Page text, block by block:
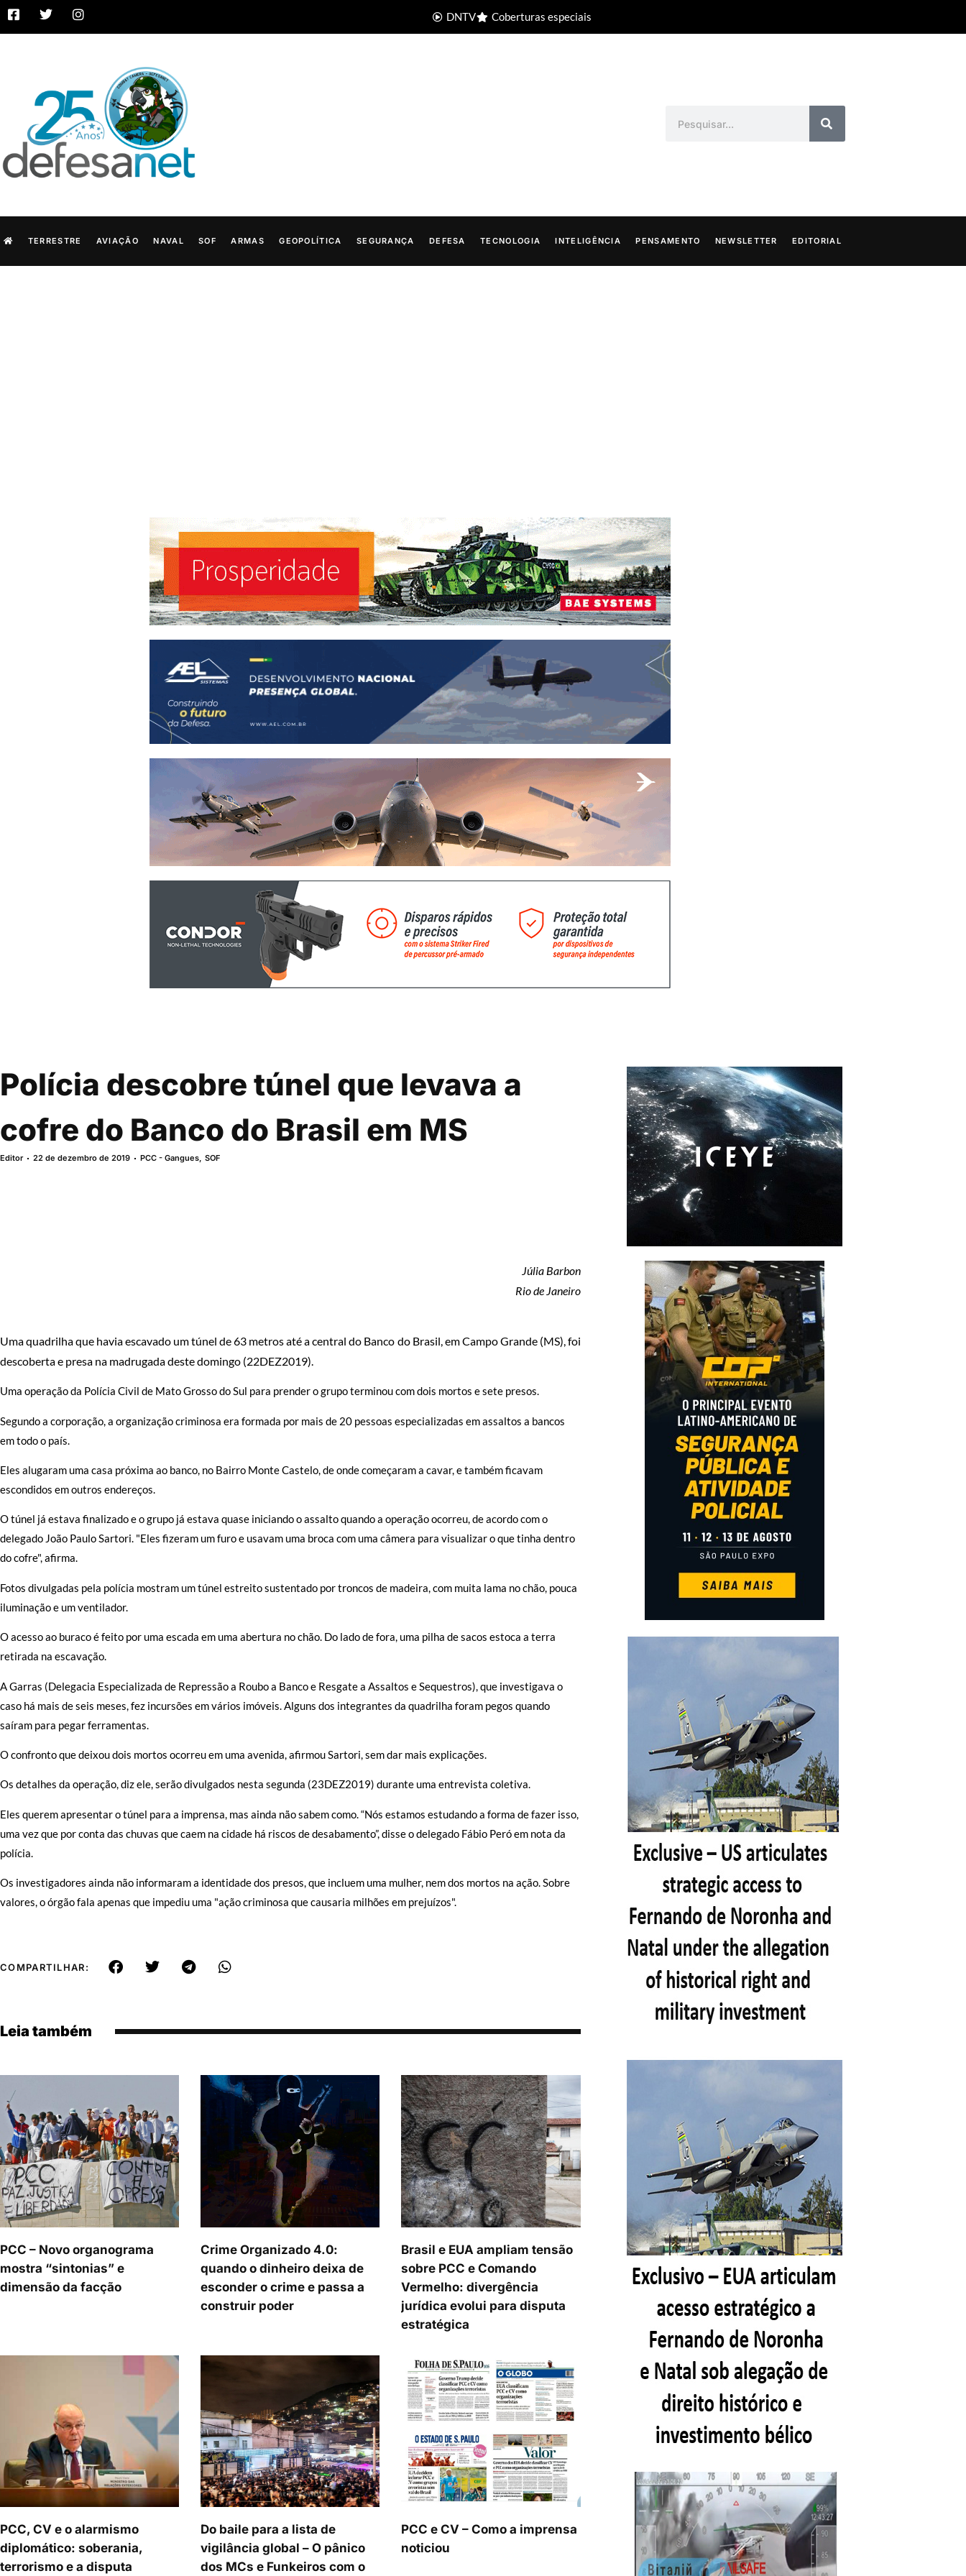
DNTV Coberturas especiais
TERRESTRE AVIAÇÃO NAVAL SOF ARMAS GEOPOLÍTICA SEGURANÇA DEFESA TECNOLOGIA INTELIGÊNCIA PENSAMENTO NEWSLETTER EDITORIAL
Polícia descobre túnel que levava a
cofre do Banco do Brasil em MS
Editor 22 de dezembro de 2019 PCC - Gangues,SOF
Júlia Barbon
Rio de Janeiro
Uma quadrilha que havia escavado um túnel de 63 metros até a central do Banco do Brasil, em Campo Grande (MS), foi
descoberta e presa na madrugada deste domingo (22DEZ2019).
Uma operação da Polícia Civil de Mato Grosso do Sul para prender o grupo terminou com dois mortos e sete presos.
Segundo a corporação, a organização criminosa era formada por mais de 20 pessoas especializadas em assaltos a bancos
em todo o país.
Eles alugaram uma casa próxima ao banco, no Bairro Monte Castelo, de onde começaram a cavar, e também ficavam
escondidos em outros endereços.
O túnel já estava finalizado e o grupo já estava quase iniciando o assalto quando a operação ocorreu, de acordo com o
delegado João Paulo Sartori. "Eles fizeram um furo e usavam uma broca com uma câmera para visualizar o que tinha dentro
do cofre", afirma.
Fotos divulgadas pela polícia mostram um túnel estreito sustentado por troncos de madeira, com muita lama no chão, pouca
iluminação e um ventilador.
O acesso ao buraco é feito por uma escada em uma abertura no chão. Do lado de fora, uma pilha de sacos estoca a terra
retirada na escavação.
A Garras (Delegacia Especializada de Repressão a Roubo a Banco e Resgate a Assaltos e Sequestros), que investigava o
caso há mais de seis meses, fez incursões em vários imóveis. Alguns dos integrantes da quadrilha foram pegos quando
saíram para pegar ferramentas.
O confronto que deixou dois mortos ocorreu em uma avenida, afirmou Sartori, sem dar mais explicações.
Os detalhes da operação, diz ele, serão divulgados nesta segunda (23DEZ2019) durante uma entrevista coletiva.
Eles querem apresentar o túnel para a imprensa, mas ainda não sabem como. “Nós estamos estudando a forma de fazer isso,
uma vez que por conta das chuvas que caem na cidade há riscos de desabamento”, disse o delegado Fábio Peró em nota da
polícia.
Os investigadores ainda não informaram a identidade dos presos, que incluem uma mulher, nem dos mortos na ação. Sobre
valores, o órgão fala apenas que impediu uma "ação criminosa que causaria milhões em prejuízos".
COMPARTILHAR:
Leia também
PCC – Novo organograma
mostra “sintonias” e
dimensão da facção
Crime Organizado 4.0:
quando o dinheiro deixa de
esconder o crime e passa a
construir poder
Brasil e EUA ampliam tensão
sobre PCC e Comando
Vermelho: divergência
jurídica evolui para disputa
estratégica
PCC, CV e o alarmismo
diplomático: soberania,
terrorismo e a disputa
Do baile para a lista de
vigilância global – O pânico
dos MCs e Funkeiros com o
PCC e CV – Como a imprensa
noticiou